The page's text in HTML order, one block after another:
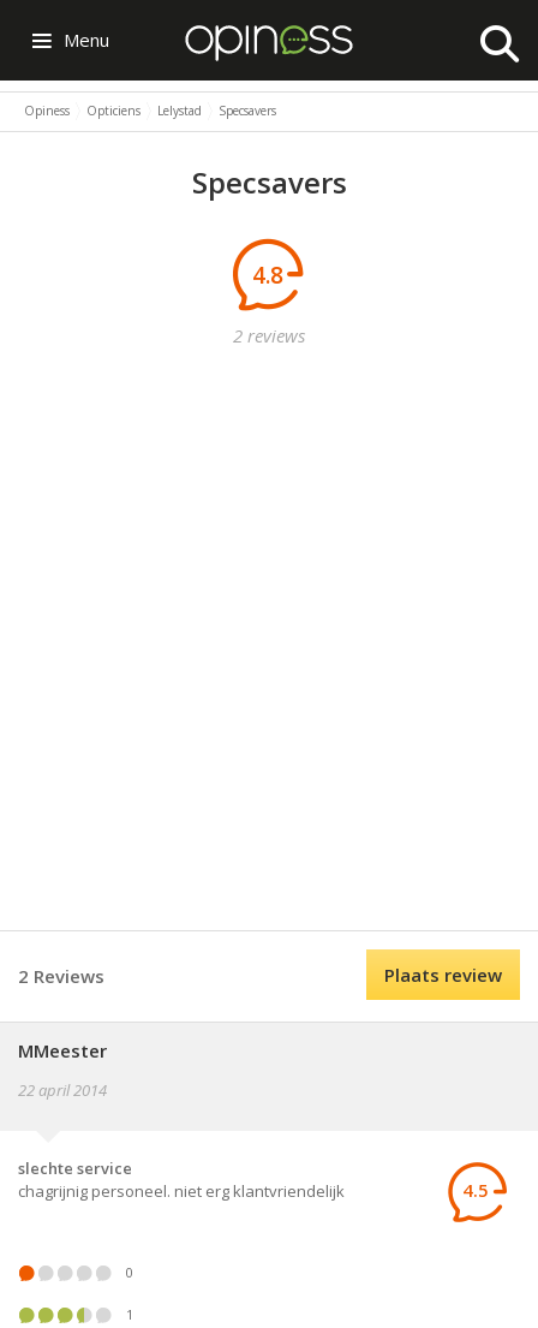
Menu
Opiness Opticiens Lelystad Specsavers
Specsavers
4.8
2 reviews
2 Reviews Plaats review
MMeester
22 april 2014
slechte service
chagrijnig personeel. niet erg klantvriendelijk
4.5
0
1